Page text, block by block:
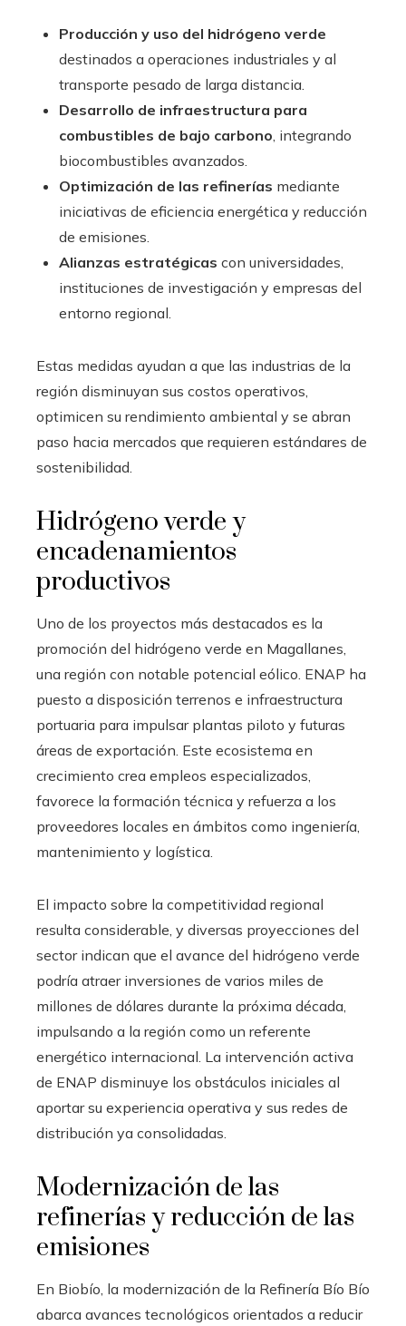
Producción y uso del hidrógeno verde
destinados a operaciones industriales y al
transporte pesado de larga distancia.
Desarrollo de infraestructura para
combustibles de bajo carbono , integrando
biocombustibles avanzados.
Optimización de las refinerías mediante
iniciativas de eficiencia energética y reducción
de emisiones.
Alianzas estratégicas con universidades,
instituciones de investigación y empresas del
entorno regional.
Estas medidas ayudan a que las industrias de la
región disminuyan sus costos operativos,
optimicen su rendimiento ambiental y se abran
paso hacia mercados que requieren estándares de
sostenibilidad.
Hidrógeno verde y
encadenamientos
productivos
Uno de los proyectos más destacados es la
promoción del hidrógeno verde en Magallanes,
una región con notable potencial eólico. ENAP ha
puesto a disposición terrenos e infraestructura
portuaria para impulsar plantas piloto y futuras
áreas de exportación. Este ecosistema en
crecimiento crea empleos especializados,
favorece la formación técnica y refuerza a los
proveedores locales en ámbitos como ingeniería,
mantenimiento y logística.
El impacto sobre la competitividad regional
resulta considerable, y diversas proyecciones del
sector indican que el avance del hidrógeno verde
podría atraer inversiones de varios miles de
millones de dólares durante la próxima década,
impulsando a la región como un referente
energético internacional. La intervención activa
de ENAP disminuye los obstáculos iniciales al
aportar su experiencia operativa y sus redes de
distribución ya consolidadas.
Modernización de las
refinerías y reducción de las
emisiones
En Biobío, la modernización de la Refinería Bío Bío
abarca avances tecnológicos orientados a reducir